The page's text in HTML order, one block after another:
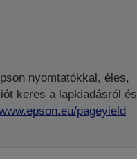
nyomtatókkal, éles,
keres a lapkiadásról és
pageyield